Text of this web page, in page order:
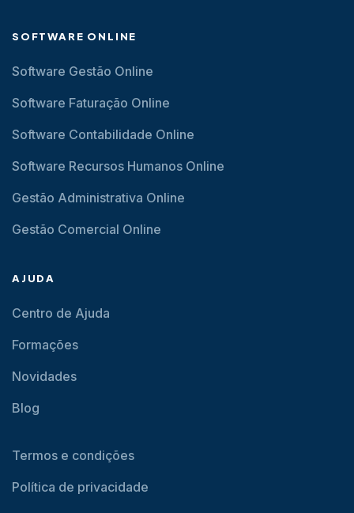
SOFTWARE ONLINE
Software Gestão Online
Software Faturação Online
Software Contabilidade Online
Software Recursos Humanos Online
Gestão Administrativa Online
Gestão Comercial Online
AJUDA
Centro de Ajuda
Formações
Novidades
Blog
Termos e condições
Política de privacidade